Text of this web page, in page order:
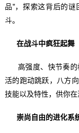
品”，探索这背后的
斗。
在战斗中疯狂起舞
高强度、快节奏的
活的跑动跳跃，八方
技能以及特性，供你在
崇尚自由的进化系